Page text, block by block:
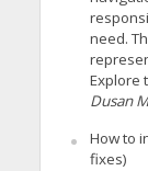
need.
Explore
Dusan
How to
fixes)